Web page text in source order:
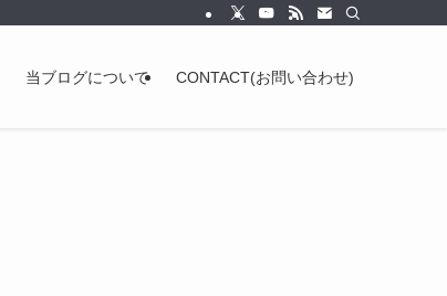
当ブログについて CONTACT(お問い合わせ)